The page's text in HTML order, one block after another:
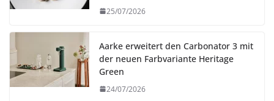
25/07/2026
Aarke erweitert den Carbonator 3 mit
der neuen Farbvariante Heritage
Green
24/07/2026